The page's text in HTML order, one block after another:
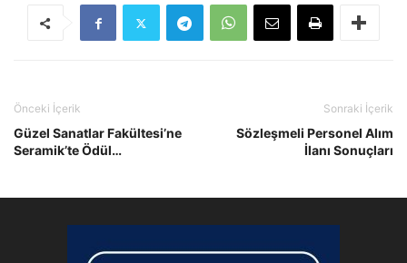
Önceki İçerik
Güzel Sanatlar Fakültesi’ne
Seramik’te Ödül…
Sonraki İçerik
Sözleşmeli Personel Alım
İlanı Sonuçları